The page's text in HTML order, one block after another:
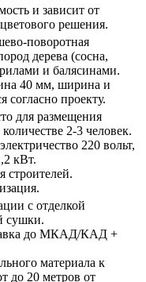
и зависит от
решения.
поворотная
дерева (сосна,
и балясинами.
40 мм, ширина и
согласно проекту.
для размещения
2-3 человек.
220 вольт,
кВт.
строителей.
с отделкой
сушки.
до МКАД/КАД +
материала к
до 20 метров от